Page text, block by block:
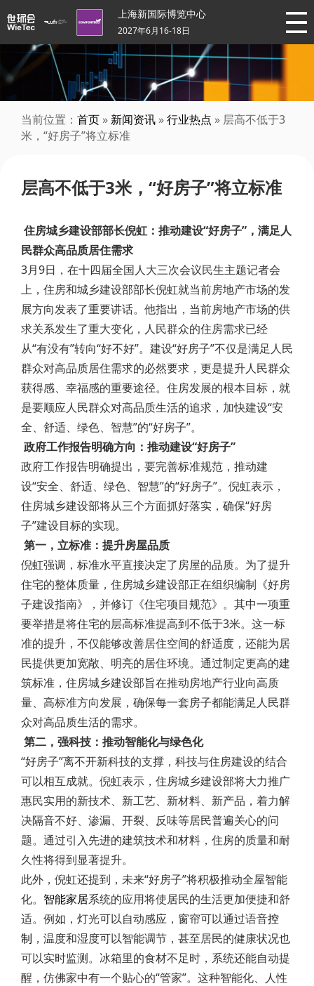
上海新国际博览中心
2027年6月16-18日
当前位置： 首页 » 新闻资讯 »行业热点 » 层高不低于3
米，“好房子”将立标准
层高不低于3米，“好房子”将立标准
住房城乡建设部部长倪虹：推动建设“好房子”，满足人
民群众高品质居住需求
3月9日，在十四届全国人大三次会议民生主题记者会
上，住房和城乡建设部部长倪虹就当前房地产市场的发
展方向发表了重要讲话。他指出，当前房地产市场的供
求关系发生了重大变化，人民群众的住房需求已经
从“有没有”转向“好不好”。建设“好房子”不仅是满足人民
群众对高品质居住需求的必然要求，更是提升人民群众
获得感、幸福感的重要途径。住房发展的根本目标，就
是要顺应人民群众对高品质生活的追求，加快建设“安
全、舒适、绿色、智慧”的“好房子”。
政府工作报告明确方向：推动建设“好房子”
政府工作报告明确提出，要完善标准规范，推动建
设“安全、舒适、绿色、智慧”的“好房子”。倪虹表示，
住房城乡建设部将从三个方面抓好落实，确保“好房
子”建设目标的实现。
第一，立标准：提升房屋品质
倪虹强调，标准水平直接决定了房屋的品质。为了提升
住宅的整体质量，住房城乡建设部正在组织编制《好房
子建设指南》，并修订《住宅项目规范》。其中一项重
要举措是将住宅的层高标准提高到不低于3米。这一标
准的提升，不仅能够改善居住空间的舒适度，还能为居
民提供更加宽敞、明亮的居住环境。通过制定更高的建
筑标准，住房城乡建设部旨在推动房地产行业向高质
量、高标准方向发展，确保每一套房子都能满足人民群
众对高品质生活的需求。
第二，强科技：推动智能化与绿色化
“好房子”离不开新科技的支撑，科技与住房建设的结合
可以相互成就。倪虹表示，住房城乡建设部将大力推广
惠民实用的新技术、新工艺、新材料、新产品，着力解
决隔音不好、渗漏、开裂、反味等居民普遍关心的问
题。通过引入先进的建筑技术和材料，住房的质量和耐
久性将得到显著提升。
此外，倪虹还提到，未来“好房子”将积极推动全屋智能
化。 智能家居系统的应用将使居民的生活更加便捷和舒
适。例如，灯光可以自动感应，窗帘可以通过语音控
制 ，温度和湿度可以智能调节，甚至居民的健康状况也
可以实时监测。冰箱里的食材不足时，系统还能自动提
醒，仿佛家中有一个贴心的“管家”。这种智能化、人性